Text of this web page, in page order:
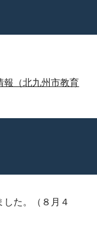
報（北九州市教育
した。（ ８月４